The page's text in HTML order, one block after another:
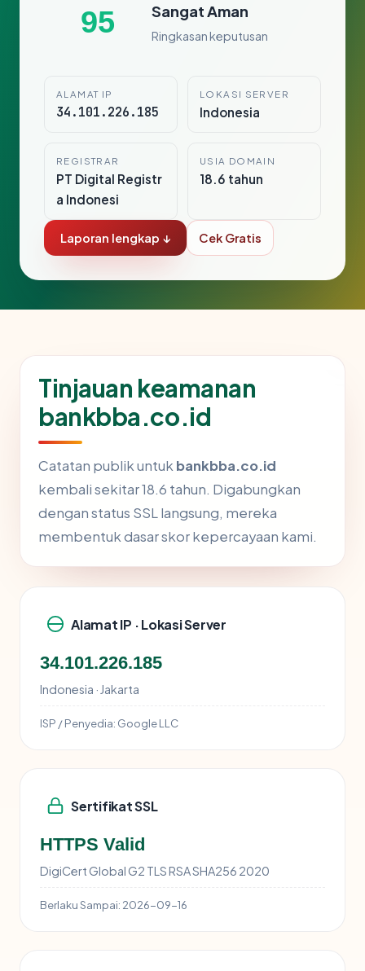
95 Sangat Aman
Ringkasan keputusan
ALAMAT IP
34.101.226.185
LOKASI SERVER
Indonesia
REGISTRAR
PT Digital Registr
a Indonesi
USIA DOMAIN
18.6 tahun
Laporan lengkap ↓ Cek Gratis
Tinjauan keamanan
bankbba.co.id
Catatan publik untukbankbba.co.id
kembali sekitar 18.6 tahun. Digabungkan
dengan status SSL langsung, mereka
membentuk dasar skor kepercayaan kami.
Alamat IP · Lokasi Server
34.101.226.185
Indonesia · Jakarta
ISP / Penyedia: Google LLC
Sertifikat SSL
HTTPS Valid
DigiCert Global G2 TLS RSA SHA256 2020
Berlaku Sampai: 2026-09-16